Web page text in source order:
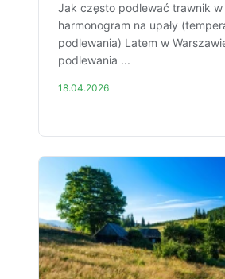
Jak często podlewać trawnik w
harmonogram na upały
podlewania) Latem w
podlewania ...
18.04.2026